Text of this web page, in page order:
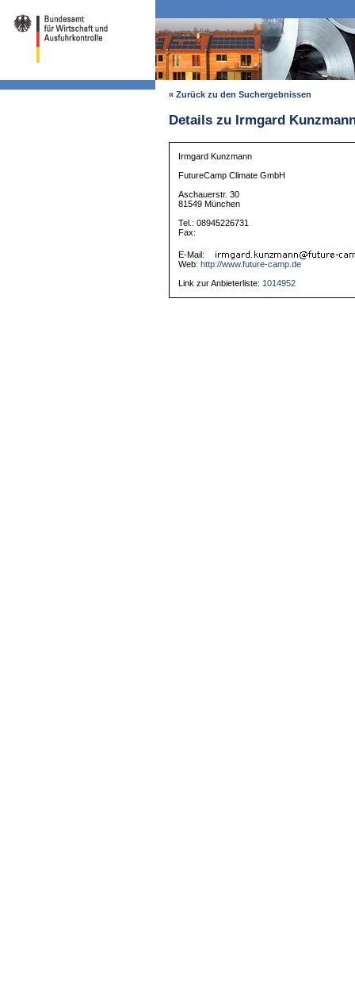
« Zurück zu den Suchergebnissen
Details zu Irmgard
Irmgard Kunzmann
FutureCamp Climate GmbH
Aschauerstr. 30
81549 München
Tel.: 08945226731
Fax:
E-Mail:
Web: http://www.future-camp.de
Link zur Anbieterliste:1014952